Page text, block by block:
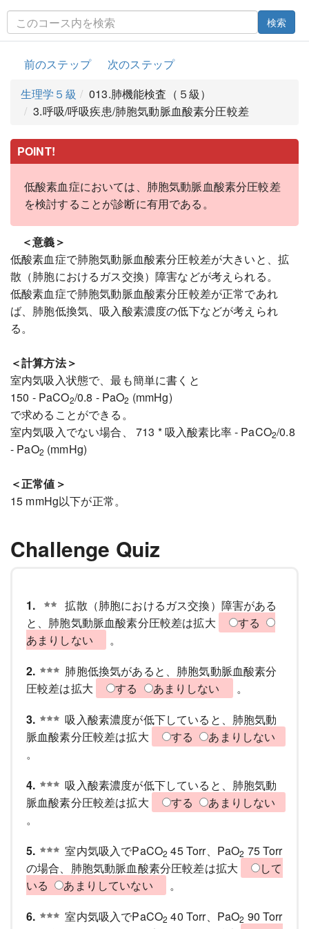
検索
前のステップ
次のステップ
生理学５級
013.肺機能検査（５級）
3.呼吸/呼吸疾患/肺胞気動脈血酸素分圧較差
POINT!
低酸素血症においては、肺胞気動脈血酸素分圧較差
を検討することが診断に有用である。
＜意義＞
低酸素血症で肺胞気動脈血酸素分圧較差が大きいと、拡
散（肺胞におけるガス交換）障害などが考えられる。
低酸素血症で肺胞気動脈血酸素分圧較差が正常であれ
ば、肺胞低換気、吸入酸素濃度の低下などが考えられ
る。
＜計算方法＞
室内気吸入状態で、最も簡単に書くと
150 - PaCO2/0.8 - PaO2 (mmHg)
で求めることができる。
室内気吸入でない場合、 713 * 吸入酸素比率 - PaCO2/0.8
- PaO2 (mmHg)
＜正常値＞
15 mmHg以下が正常。
Challenge Quiz
1.
拡散（肺胞におけるガス交換）障害がある
と、肺胞気動脈血酸素分圧較差は拡大
する
あまりしない
。
2.
肺胞低換気があると、肺胞気動脈血酸素分
圧較差は拡大
する あまりしない
。
3.
吸入酸素濃度が低下していると、肺胞気動
脈血酸素分圧較差は拡大
する
あまりしない
。
4.
吸入酸素濃度が低下していると、肺胞気動
脈血酸素分圧較差は拡大
する
あまりしない
。
5.
室内気吸入でPaCO2 45 Torr、PaO2 75 Torr
の場合、肺胞気動脈血酸素分圧較差は拡大
して
いる
あまりしていない
。
6.
室内気吸入でPaCO2 40 Torr、PaO2 90 Torr